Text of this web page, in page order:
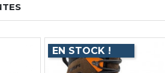
EN STOCK !